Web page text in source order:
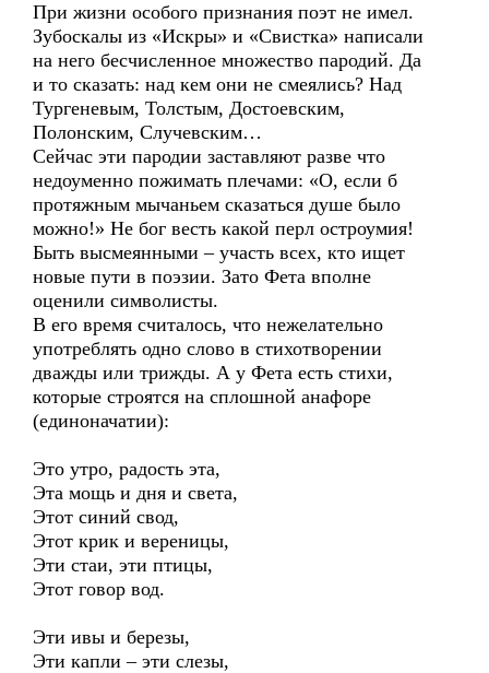
При жизни особого признания поэт не имел.
Зубоскалы из «Искры» и «Свистка» написали
на него бесчисленное множество пародий. Да
и то сказать: над кем они не смеялись? Над
Тургеневым, Толстым, Достоевским,
Полонским, Случевским…
Сейчас эти пародии заставляют разве что
недоуменно пожимать плечами: «О, если б
протяжным мычаньем сказаться душе было
можно!» Не бог весть какой перл остроумия!
Быть высмеянными – участь всех, кто ищет
новые пути в поэзии. Зато Фета вполне
оценили символисты.
В его время считалось, что нежелательно
употреблять одно слово в стихотворении
дважды или трижды. А у Фета есть стихи,
которые строятся на сплошной анафоре
(единоначатии):
Это утро, радость эта,
Эта мощь и дня и света,
Этот синий свод,
Этот крик и вереницы,
Эти стаи, эти птицы,
Этот говор вод.
Эти ивы и березы,
Эти капли – эти слезы,